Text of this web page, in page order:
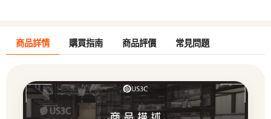
商品詳情 購買指南 商品評價 常見問題